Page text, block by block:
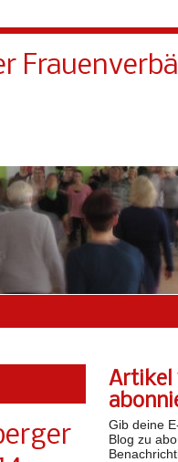
Artikel
Gib deine
Blog zu